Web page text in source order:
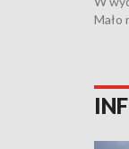
Mało